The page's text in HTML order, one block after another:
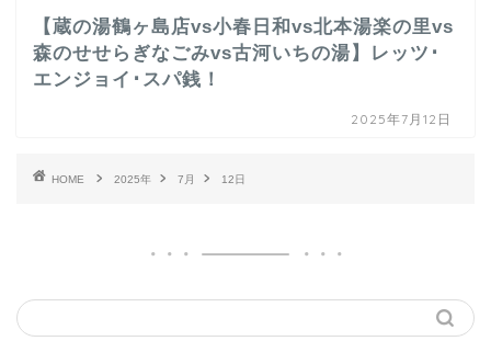
【蔵の湯鶴ヶ島店vs小春日和vs北本湯楽の里vs
森のせせらぎなごみvs古河いちの湯】レッツ･
エンジョイ･スパ銭！
2025年7月12日
HOME 2025年 7月 12日